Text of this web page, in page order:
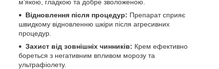
м’якою, гладкою та добре зволоженою.
Відновлення після процедур: Препарат сприяє
швидкому відновленню шкіри після агресивних
процедур.
Захист від зовнішніх чинників: Крем ефективно
бореться з негативним впливом морозу та
ультрафіолету.